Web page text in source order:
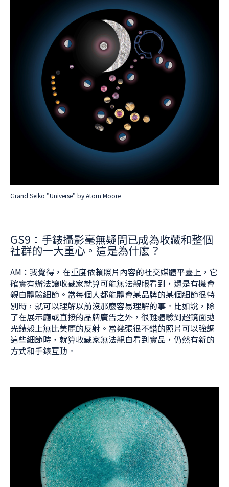
Grand Seiko "Universe" by Atom Moore
GS9：手錶攝影毫無疑問已成為收藏和整個
社群的一大重心。這是為什麼？
AM：我覺得，在重度依賴照片內容的社交媒體平臺上，它
確實有辦法讓收藏家就算可能無法親眼看到，還是有機會
親自體驗細節。當每個人都能體會某品牌的某個細節很特
別時，就可以理解以前沒那麼容易理解的事。比如說，除
了在展示廳或直接的品牌廣告之外，很難體驗到超鏡面拋
光錶殼上無比美麗的反射。當幾張很不錯的照片可以強調
這些細節時，就算收藏家無法親自看到實品，仍然有新的
方式和手錶互動。